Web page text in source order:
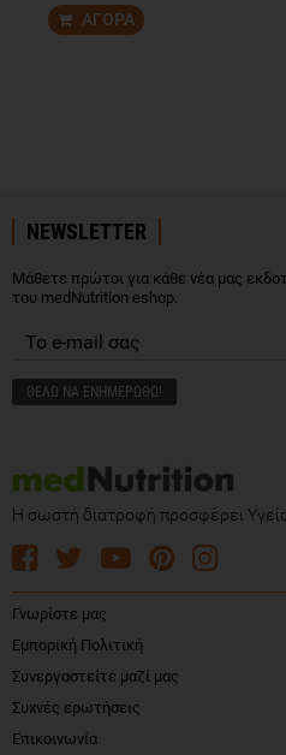
NEWSLETTER
Μάθετε πρώτοι για κάθε νέα μας
του medNutrition eshop.
Η σωστή διατροφή προσφέρει
Γνωρίστε μας
Εμπορική Πολιτική
Συνεργαστείτε μαζί μας
Συχνές ερωτήσεις
Επικοινωνία